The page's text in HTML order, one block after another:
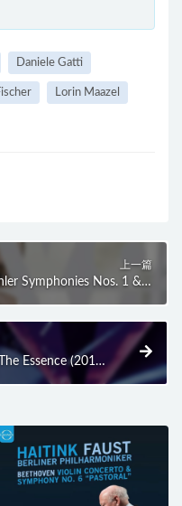
Daniele Gatti
Lorin Maazel
上一篇
Symphonies Nos. 1 & 2
(2013) BD蓝光原盘 39.4G
Essence (2013)